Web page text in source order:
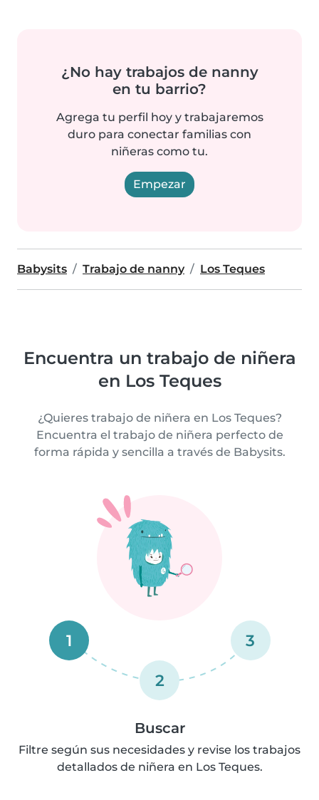
¿No hay trabajos de nanny
en tu barrio?
Agrega tu perfil hoy y trabajaremos
duro para conectar familias con
niñeras como tu.
Empezar
Babysits Trabajo de nanny Los Teques
Encuentra un trabajo de niñera
en Los Teques
¿Quieres trabajo de niñera en Los Teques?
Encuentra el trabajo de niñera perfecto de
forma rápida y sencilla a través de Babysits.
1
2
3
Buscar
Filtre según sus necesidades y revise los trabajos
detallados de niñera en Los Teques.